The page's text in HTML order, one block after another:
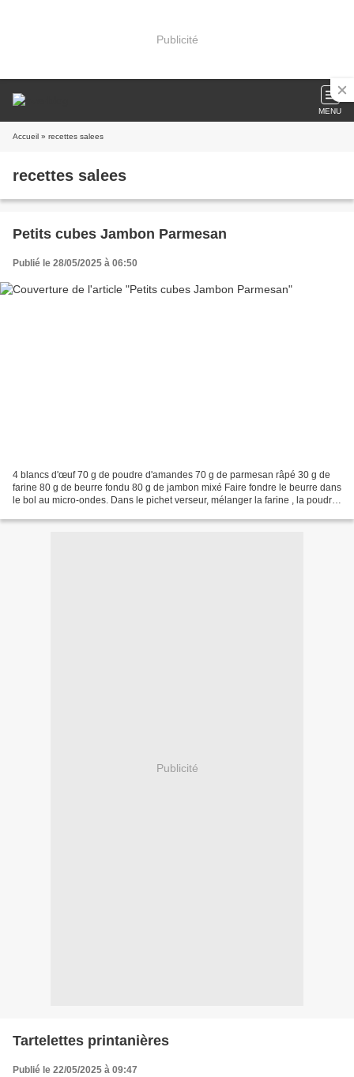
Publicité
MENU
Accueil » recettes salees
recettes salees
Petits cubes Jambon Parmesan
Publié le 28/05/2025 à 06:50
4 blancs d'œuf 70 g de poudre d'amandes 70 g de parmesan râpé 30 g de
farine 80 g de beurre fondu 80 g de jambon mixé Faire fondre le beurre dans
le bol au micro-ondes. Dans le pichet verseur, mélanger la farine , la poudre
Publicité
Tartelettes printanières
Publié le 22/05/2025 à 09:47